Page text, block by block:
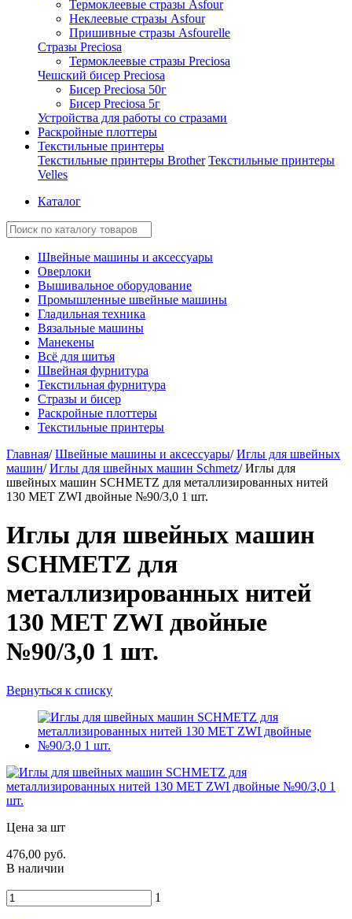
Термоклеевые стразы Asfour
Неклеевые стразы Asfour
Пришивные стразы Asfourelle
Стразы Preciosa
Термоклеевые стразы Preciosa
Чешский бисер Preciosa
Бисер Preciosa 50г
Бисер Preciosa 5г
Устройства для работы со стразами
Раскройные плоттеры
Текстильные принтеры
Текстильные принтеры Brother Текстильные принтеры
Velles
Каталог
Швейные машины и аксессуары
Оверлоки
Вышивальное оборудование
Промышленные швейные машины
Гладильная техника
Вязальные машины
Манекены
Всё для шитья
Швейная фурнитура
Текстильная фурнитура
Стразы и бисер
Раскройные плоттеры
Текстильные принтеры
Главная/ Швейные машины и аксессуары/ Иглы для швейных
машин/ Иглы для швейных машин Schmetz/ Иглы для
швейных машин SCHMETZ для металлизированных нитей
130 MET ZWI двойные №90/3,0 1 шт.
Иглы для швейных машин
SCHMETZ для
металлизированных нитей
130 MET ZWI двойные
№90/3,0 1 шт.
Вернуться к списку
Цена за шт
476,00 руб.
В наличии
1